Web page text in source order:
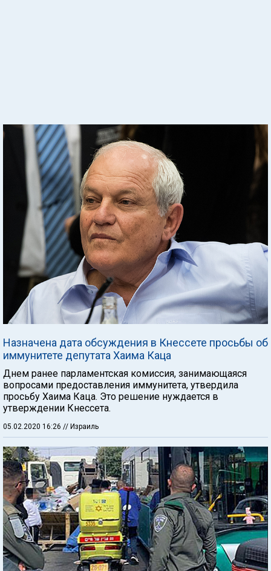
Назначена дата обсуждения в Кнессете просьбы об
иммунитете депутата Хаима Каца
Днем ранее парламентская комиссия, занимающаяся
вопросами предоставления иммунитета, утвердила
просьбу Хаима Каца. Это решение нуждается в
утверждении Кнессета.
05.02.2020 16:26 // Израиль